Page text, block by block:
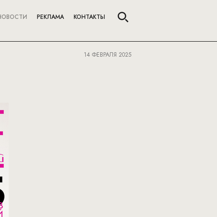
РЕКЛАМА КОНТАКТЫ
14 ФЕВРАЛЯ 2025